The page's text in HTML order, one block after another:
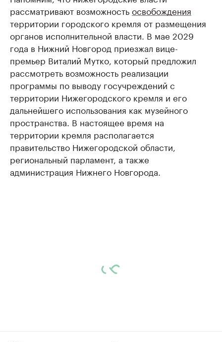
рассматривают возможностьосвобождения
территории городского кремля от размещения
органов исполнительной власти. В мае 2029
года в Нижний Новгород приезжал вице-
премьер Виталий Мутко, который предложил
рассмотреть возможность реализации
программы по выводу госучреждений с
территории Нижегородского кремля и его
дальнейшего использования как музейного
пространства. В настоящее время на
территории кремля располагается
правительство Нижегородской области,
региональный парламент, а также
администрация Нижнего Новгорода.